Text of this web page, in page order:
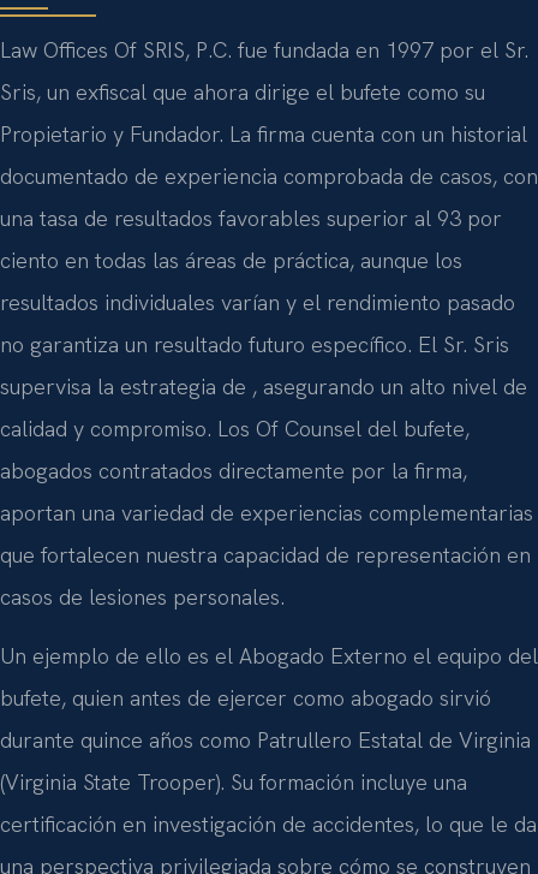
Law Offices Of SRIS, P.C. fue fundada en 1997 por el Sr.
Sris, un exfiscal que ahora dirige el bufete como su
Propietario y Fundador. La firma cuenta con un historial
documentado de experiencia comprobada de casos, con
una tasa de resultados favorables superior al 93 por
ciento en todas las áreas de práctica, aunque los
resultados individuales varían y el rendimiento pasado
no garantiza un resultado futuro específico. El Sr. Sris
supervisa la estrategia de , asegurando un alto nivel de
calidad y compromiso. Los Of Counsel del bufete,
abogados contratados directamente por la firma,
aportan una variedad de experiencias complementarias
que fortalecen nuestra capacidad de representación en
casos de lesiones personales.
Un ejemplo de ello es el Abogado Externo el equipo del
bufete, quien antes de ejercer como abogado sirvió
durante quince años como Patrullero Estatal de Virginia
(Virginia State Trooper). Su formación incluye una
certificación en investigación de accidentes, lo que le da
una perspectiva privilegiada sobre cómo se construyen